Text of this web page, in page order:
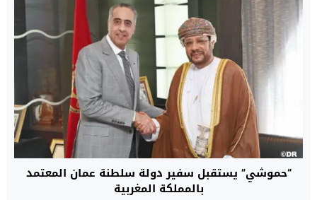
“حموشي” يستقبل سفير دولة سلطنة عمان المعتمد
بالمملكة المغربية